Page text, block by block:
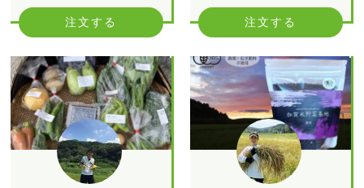
注文する 注文する